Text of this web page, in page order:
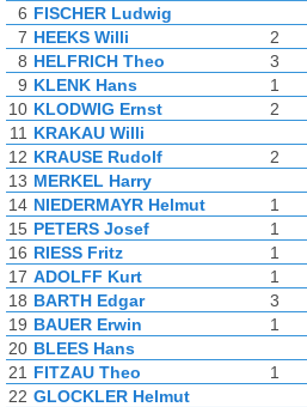
6 FISCHER Ludwig
7 HEEKS Willi
2
8 HELFRICH Theo
3
9 KLENK Hans
1
10 KLODWIG Ernst
2
11 KRAKAU Willi
12 KRAUSE Rudolf
2
13 MERKEL Harry
14 NIEDERMAYR Helmut
1
15 PETERS Josef
1
16 RIESS Fritz
1
17 ADOLFF Kurt
1
18 BARTH Edgar
3
19 BAUER Erwin
1
20 BLEES Hans
21 FITZAU Theo
1
22 GLOCKLER Helmut